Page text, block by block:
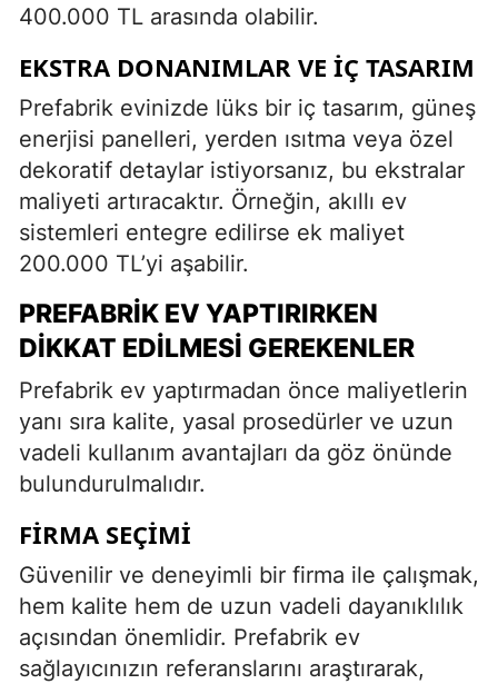
400.000 TL arasında olabilir.
EKSTRA DONANIMLAR VE İÇ TASARIM
Prefabrik evinizde lüks bir iç tasarım, güneş
enerjisi panelleri, yerden ısıtma veya özel
dekoratif detaylar istiyorsanız, bu ekstralar
maliyeti artıracaktır. Örneğin, akıllı ev
sistemleri entegre edilirse ek maliyet
200.000 TL’yi aşabilir.
PREFABRIK EV YAPTIRIRKEN
DIKKAT EDILMESI GEREKENLER
Prefabrik ev yaptırmadan önce maliyetlerin
yanı sıra kalite, yasal prosedürler ve uzun
vadeli kullanım avantajları da göz önünde
bulundurulmalıdır.
FIRMA SEÇIMI
Güvenilir ve deneyimli bir firma ile çalışmak,
hem kalite hem de uzun vadeli dayanıklılık
açısından önemlidir. Prefabrik ev
sağlayıcınızın referanslarını araştırarak,